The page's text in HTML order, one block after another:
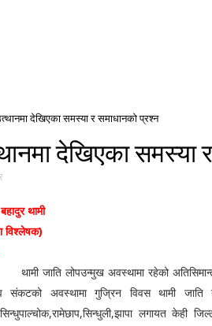
देखिएका समस्या र समाधानको प्रश्न
देखिएका समस्या
थामी
विश्लेषक)
जाति लोपउन्मुख अवस्थामा रहेको
संकटको अवस्थामा गुज्रिन विवस थामी जाति
लगायत केही